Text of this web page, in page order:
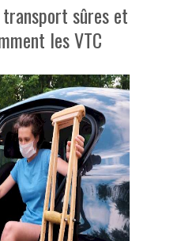
sûres et
les VTC